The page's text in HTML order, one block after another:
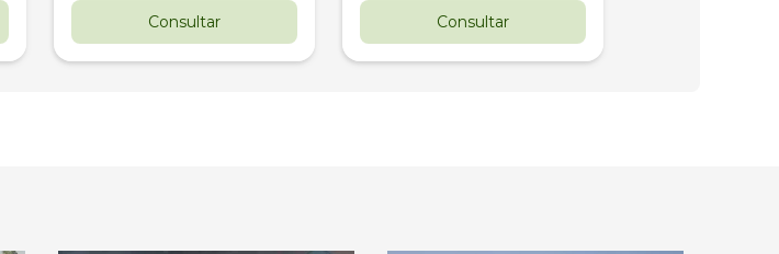
Consultar Consultar